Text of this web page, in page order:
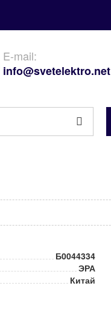
E-mail:
info@svetelektro.net
Б0044334
ЭРА
Китай